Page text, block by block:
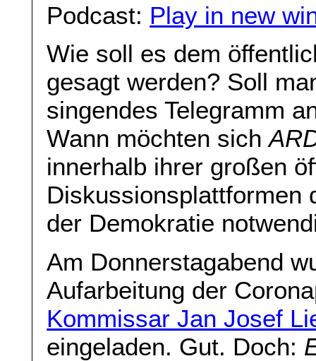
Podcast: Play in new
Wie soll es dem
gesagt werden? Soll
singendes Telegramm
Wann möchten sich
innerhalb ihrer großen
Diskussionsplattformen
der Demokratie
Am Donnerstagabend
Aufarbeitung der
Kommissar Jan Josef
eingeladen. Gut. Doch: